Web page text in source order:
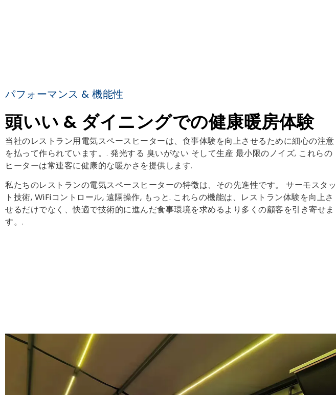
パフォーマンス & 機能性
頭いい & ダイニングでの健康暖房体験
当社のレストラン用電気スペースヒーターは、食事体験を向上させるために細心の注意
を払って作られています。. 発光する 臭いがない そして生産 最小限のノイズ, これらの
ヒーターは常連客に健康的な暖かさを提供します.
私たちのレストランの電気スペースヒーターの特徴は、その先進性です。 サーモスタッ
ト技術, WiFiコントロール, 遠隔操作, もっと. これらの機能は、レストラン体験を向上さ
せるだけでなく、快適で技術的に進んだ食事環境を求めるより多くの顧客を引き寄せま
す。.